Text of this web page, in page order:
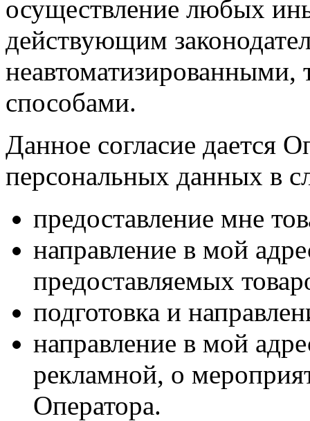
осуществление любых
действующим
неавтоматизированными,
способами.
Данное согласие дается
персональных данных в
предоставление мне
направление в мой
предоставляемых
подготовка и
направление в мой
рекламной, о
Оператора.